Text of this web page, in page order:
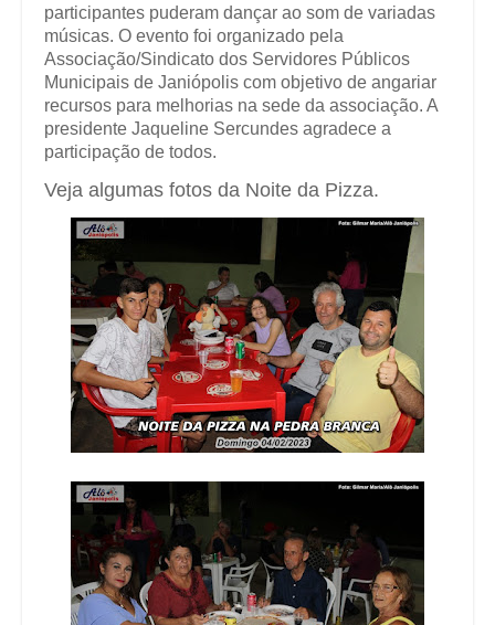
participantes puderam dançar ao som de variadas
músicas. O evento foi organizado pela
Associação/Sindicato dos Servidores Públicos
Municipais de Janiópolis com objetivo de angariar
recursos para melhorias na sede da associação. A
presidente Jaqueline Sercundes agradece a
participação de todos.
Veja algumas fotos da Noite da Pizza.